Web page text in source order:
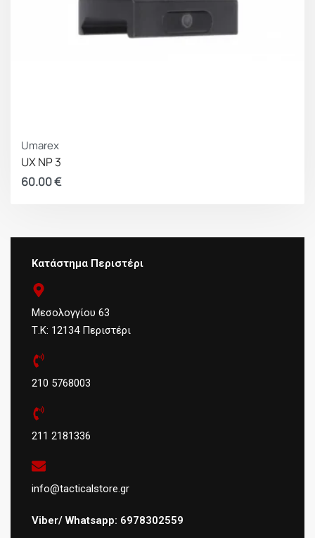
Umarex
UX NP 3
60.00€
Κατάστημα Περιστέρι
Μεσολογγίου 63
Τ.Κ: 12134 Περιστέρι
210 5768003
211 2181336
info@tacticalstore.gr
Viber/ Whatsapp: 6978302559